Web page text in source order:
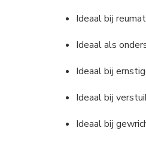
Ideaal bij
Ideaal als
Ideaal bij
Ideaal bij
Ideaal bij